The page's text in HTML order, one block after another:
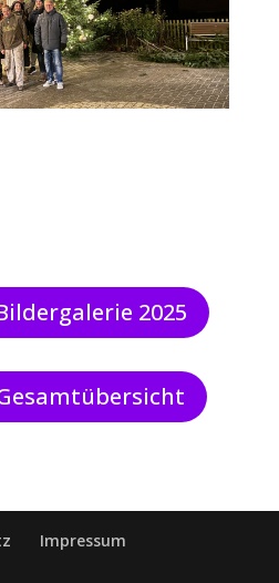
2025
Impressum